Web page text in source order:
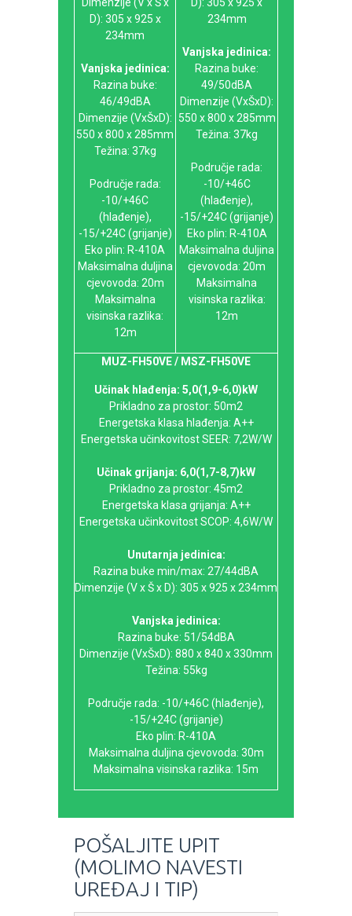
D): 305 x 925 x
234mm
Vanjska jedinica:
Razina buke:
46/49dBA
Dimenzije (VxŠxD):
550 x 800 x 285mm
Težina: 37kg
Područje rada:
-10/+46C
(hlađenje),
-15/+24C (grijanje)
Eko plin: R-410A
Maksimalna duljina
cjevovoda: 20m
Maksimalna
visinska razlika:
12m
234mm
Vanjska jedinica:
Razina buke:
49/50dBA
Dimenzije (VxŠxD):
550 x 800 x 285mm
Težina: 37kg
Područje rada:
-10/+46C
(hlađenje),
-15/+24C (grijanje)
Eko plin: R-410A
Maksimalna duljina
cjevovoda: 20m
Maksimalna
visinska razlika:
12m
MUZ-FH50VE / MSZ-FH50VE
Učinak hlađenja: 5,0(1,9-6,0)kW
Prikladno za prostor: 50m2
Energetska klasa hlađenja: A++
Energetska učinkovitost SEER: 7,2W/W
Učinak grijanja: 6,0(1,7-8,7)kW
Prikladno za prostor: 45m2
Energetska klasa grijanja: A++
Energetska učinkovitost SCOP: 4,6W/W
Unutarnja jedinica:
Razina buke min/max: 27/44dBA
Dimenzije (V x Š x D): 305 x 925 x 234mm
Vanjska jedinica:
Razina buke: 51/54dBA
Dimenzije (VxŠxD): 880 x 840 x 330mm
Težina: 55kg
Područje rada: -10/+46C (hlađenje),
-15/+24C (grijanje)
Eko plin: R-410A
Maksimalna duljina cjevovoda: 30m
Maksimalna visinska razlika: 15m
POŠALJITE UPIT
(MOLIMO NAVESTI
UREĐAJ I TIP)